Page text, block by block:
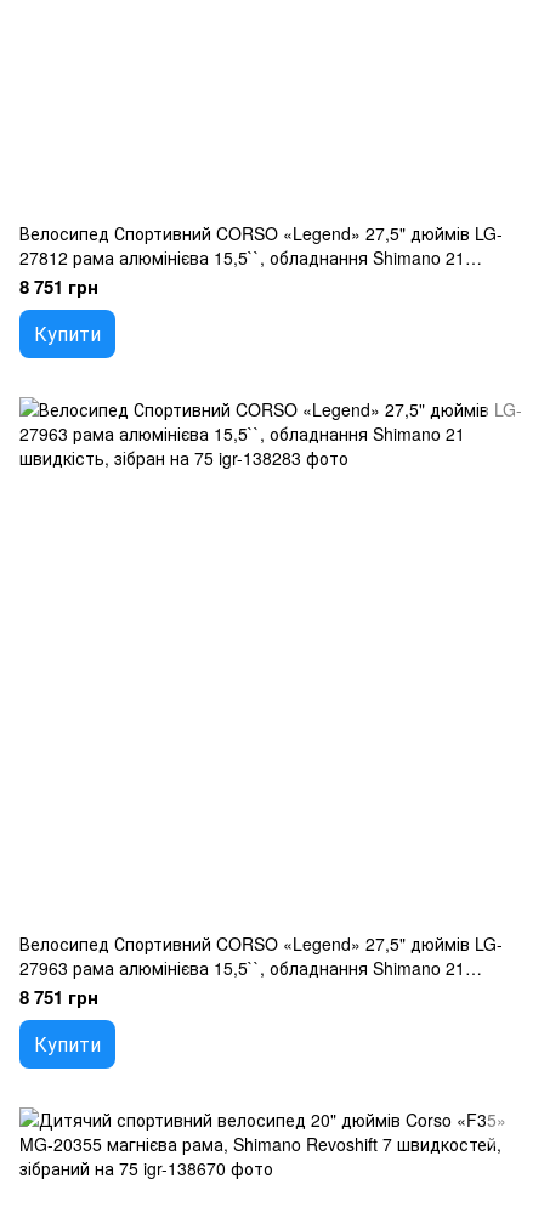
Велосипед Спортивний CORSO «Legend» 27,5" дюймів LG-
27812 рама алюмінієва 15,5``, обладнання Shimano 21
швидкість, зібран на 75
8 751 грн
Купити
Велосипед Спортивний CORSO «Legend» 27,5" дюймів LG-
27963 рама алюмінієва 15,5``, обладнання Shimano 21
швидкість, зібран на 75
8 751 грн
Купити